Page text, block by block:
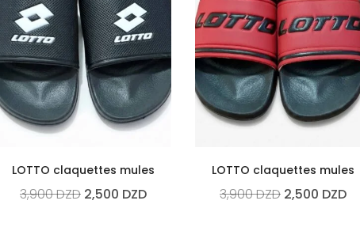
LOTTO claquettes mules
3,900DZD 2,500 DZD
LOTTO claquettes mules
3,900DZD 2,500 DZD